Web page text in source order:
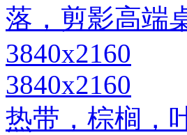
3840x2160
热带，棕榈，